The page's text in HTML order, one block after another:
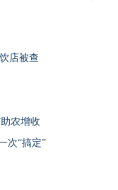
店被查
农增收
次“搞定”